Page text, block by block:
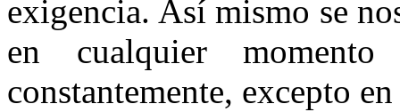
exigencia. Así mismo se
en cualquier
constantemente, excepto